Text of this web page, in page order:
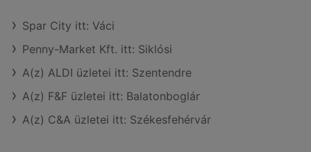
Spar City itt: Váci
Penny-Market Kft. itt: Siklósi
A(z) ALDI üzletei itt: Szentendre
A(z) F&F üzletei itt: Balatonboglár
A(z) C&A üzletei itt: Székesfehérvár